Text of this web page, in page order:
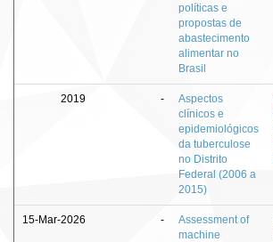
políticas e
propostas de
abastecimento
alimentar no
Brasil
2019 -
Aspectos
clínicos e
epidemiológicos
da tuberculose
no Distrito
Federal (2006 a
2015)
15-Mar-2026 -
Assessment of
machine